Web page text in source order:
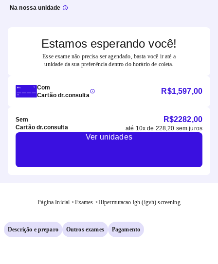
Na nossa unidade
Estamos esperando você!
Esse exame não precisa ser agendado, basta você ir até a
unidade da sua preferência dentro do horário de coleta.
Com
Cartão dr.consulta
R$1,597,00
Sem
Cartão dr.consulta
R$2282,00
até 10x de 228,20 sem juros
Ver unidades
Página Inicial >Exames >Hipermutacao igh (igvh) screening
Descrição e preparo Outros exames Pagamento